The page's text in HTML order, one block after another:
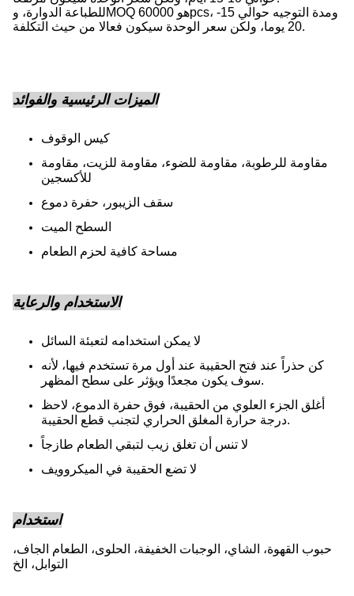
للطباعة الدوارة، وMOQ هو 60000pcs، ومدة التوجيه حوالي 15-
20 يوما، ولكن سعر الوحدة سيكون فعالا من حيث التكلفة.
الميزات الرئيسية والفوائد
كيس الوقوف
مقاومة للرطوبة، مقاومة للضوء، مقاومة للزيت، مقاومة
للأكسجين
سقف الزيبور، حفرة دموع
السطح الميت
مساحة كافية لحزم الطعام
الاستخدام والرعاية
لا يمكن استخدامه لتعبئة السائل
كن حذراً عند فتح الحقيبة عند أول مرة تستخدم فيها، لأنه
سوف يكون مجعدًا ويؤثر على سطح المظهر.
أغلق الجزء العلوي من الحقيبة، فوق حفرة الدموع، لاحظ
درجة حرارة المغلق الحراري لتجنب قطع الحقيبة.
لا تنس أن تغلق زيب لتبقي الطعام طازجاً
لا تضع الحقيبة في الميكروويف
استخدام
حبوب القهوة، الشاي، الوجبات الخفيفة، الحلوى، الطعام الجاف،
التوابل، الخ